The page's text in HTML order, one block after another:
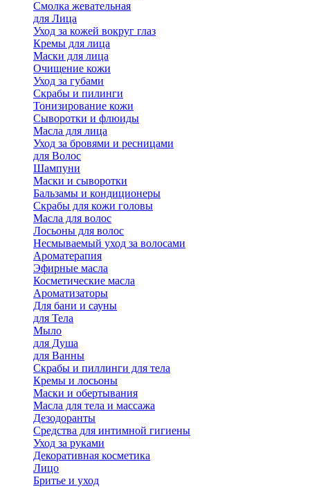
Смолка жевательная
для Лица
Уход за кожей вокруг глаз
Кремы для лица
Маски для лица
Очищение кожи
Уход за губами
Скрабы и пилинги
Тонизирование кожи
Сыворотки и флюиды
Масла для лица
Уход за бровями и ресницами
для Волос
Шампуни
Маски и сыворотки
Бальзамы и кондиционеры
Скрабы для кожи головы
Масла для волос
Лосьоны для волос
Несмываемый уход за волосами
Ароматерапия
Эфирные масла
Косметические масла
Ароматизаторы
Для бани и сауны
для Тела
Мыло
для Душа
для Ванны
Скрабы и пиллинги для тела
Кремы и лосьоны
Маски и обертывания
Масла для тела и массажа
Дезодоранты
Средства для интимной гигиены
Уход за руками
Декоративная косметика
Лицо
Бритье и уход